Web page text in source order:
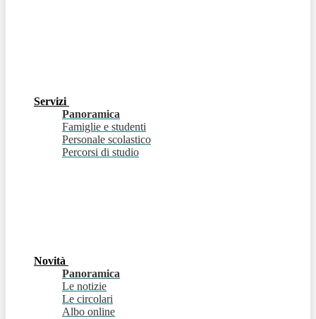
Servizi
Panoramica
Famiglie e studenti
Personale scolastico
Percorsi di studio
Novità
Panoramica
Le notizie
Le circolari
Albo online